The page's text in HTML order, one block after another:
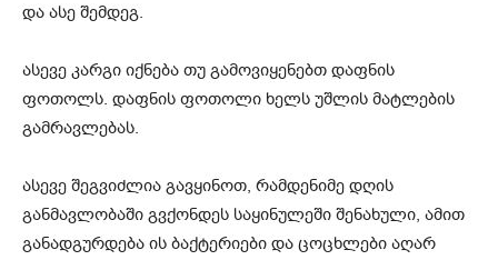
და ასე შემდეგ.
ასევე კარგი იქნება თუ გამოვიყენებთ დაფნის
ფოთოლს. დაფნის ფოთოლი ხელს უშლის მატლების
გამრავლებას.
ასევე შეგვიძლია გავყინოთ, რამდენიმე დღის
განმავლობაში გვქონდეს საყინულეში შენახული, ამით
განადგურდება ის ბაქტერიები და ცოცხლები აღარ